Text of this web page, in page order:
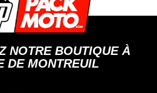
NOTRE BOUTIQUE À
DE MONTREUIL